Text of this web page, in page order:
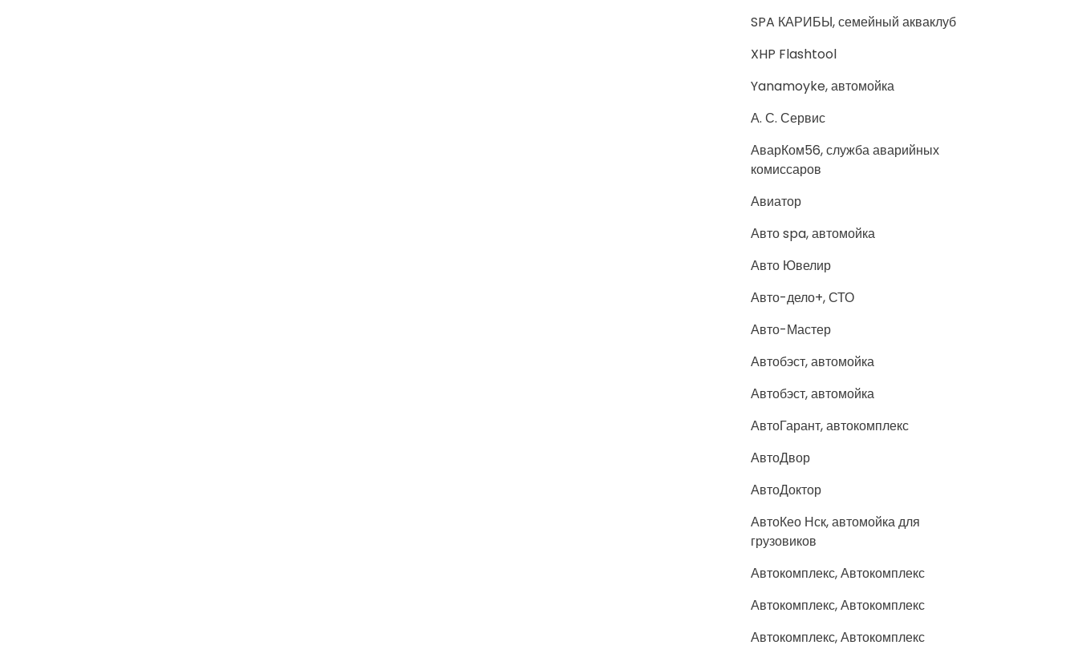
SPA КАРИБЫ, семейный акваклуб
XHP Flashtool
Yanamoyke, автомойка
А. С. Сервис
АварКом56, служба аварийных
комиссаров
Авиатор
Авто spa, автомойка
Авто Ювелир
Авто-дело+, СТО
Авто-Мастер
Автобэст, автомойка
Автобэст, автомойка
АвтоГарант, автокомплекс
АвтоДвор
АвтоДоктор
АвтоКео Нск, автомойка для
грузовиков
Автокомплекс, Автокомплекс
Автокомплекс, Автокомплекс
Автокомплекс, Автокомплекс